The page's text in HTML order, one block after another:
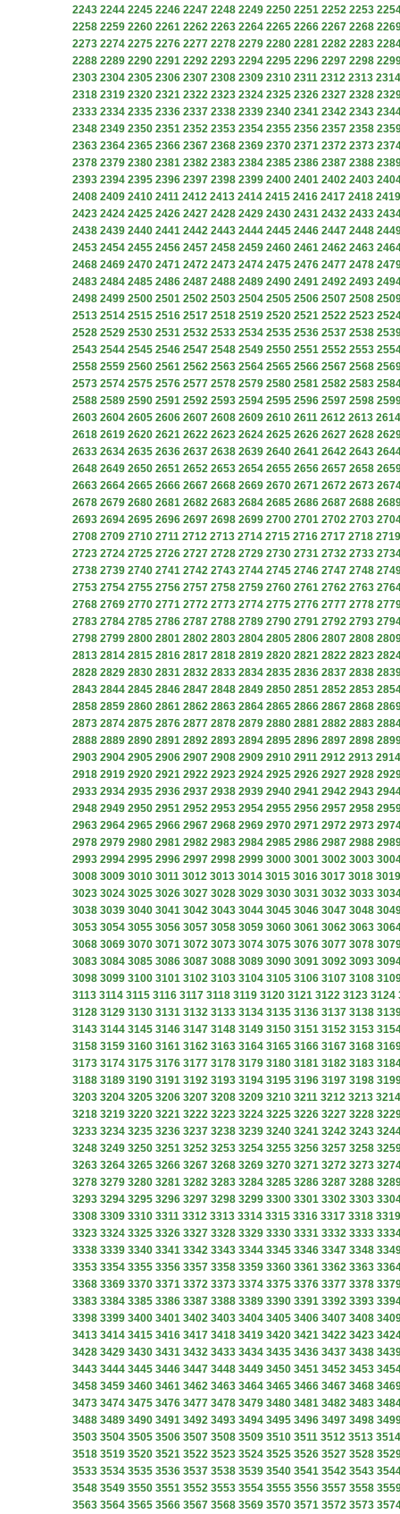
2243 2244 2245 2246 2247 2248 2249 2250 2251 2252 2253
2258 2259 2260 2261 2262 2263 2264 2265 2266 2267 2268
2273 2274 2275 2276 2277 2278 2279 2280 2281 2282 2283
2288 2289 2290 2291 2292 2293 2294 2295 2296 2297 2298
2303 2304 2305 2306 2307 2308 2309 2310 2311 2312 2313 2314
2318 2319 2320 2321 2322 2323 2324 2325 2326 2327 2328
2333 2334 2335 2336 2337 2338 2339 2340 2341 2342 2343
2348 2349 2350 2351 2352 2353 2354 2355 2356 2357 2358
2363 2364 2365 2366 2367 2368 2369 2370 2371 2372 2373
2378 2379 2380 2381 2382 2383 2384 2385 2386 2387 2388
2393 2394 2395 2396 2397 2398 2399 2400 2401 2402 2403
2408 2409 2410 2411 2412 2413 2414 2415 2416 2417 2418 2419
2423 2424 2425 2426 2427 2428 2429 2430 2431 2432 2433
2438 2439 2440 2441 2442 2443 2444 2445 2446 2447 2448
2453 2454 2455 2456 2457 2458 2459 2460 2461 2462 2463
2468 2469 2470 2471 2472 2473 2474 2475 2476 2477 2478
2483 2484 2485 2486 2487 2488 2489 2490 2491 2492 2493
2498 2499 2500 2501 2502 2503 2504 2505 2506 2507 2508
2513 2514 2515 2516 2517 2518 2519 2520 2521 2522 2523
2528 2529 2530 2531 2532 2533 2534 2535 2536 2537 2538
2543 2544 2545 2546 2547 2548 2549 2550 2551 2552 2553
2558 2559 2560 2561 2562 2563 2564 2565 2566 2567 2568
2573 2574 2575 2576 2577 2578 2579 2580 2581 2582 2583
2588 2589 2590 2591 2592 2593 2594 2595 2596 2597 2598
2603 2604 2605 2606 2607 2608 2609 2610 2611 2612 2613 2614
2618 2619 2620 2621 2622 2623 2624 2625 2626 2627 2628
2633 2634 2635 2636 2637 2638 2639 2640 2641 2642 2643
2648 2649 2650 2651 2652 2653 2654 2655 2656 2657 2658
2663 2664 2665 2666 2667 2668 2669 2670 2671 2672 2673
2678 2679 2680 2681 2682 2683 2684 2685 2686 2687 2688
2693 2694 2695 2696 2697 2698 2699 2700 2701 2702 2703
2708 2709 2710 2711 2712 2713 2714 2715 2716 2717 2718 2719
2723 2724 2725 2726 2727 2728 2729 2730 2731 2732 2733
2738 2739 2740 2741 2742 2743 2744 2745 2746 2747 2748
2753 2754 2755 2756 2757 2758 2759 2760 2761 2762 2763
2768 2769 2770 2771 2772 2773 2774 2775 2776 2777 2778
2783 2784 2785 2786 2787 2788 2789 2790 2791 2792 2793
2798 2799 2800 2801 2802 2803 2804 2805 2806 2807 2808
2813 2814 2815 2816 2817 2818 2819 2820 2821 2822 2823
2828 2829 2830 2831 2832 2833 2834 2835 2836 2837 2838
2843 2844 2845 2846 2847 2848 2849 2850 2851 2852 2853
2858 2859 2860 2861 2862 2863 2864 2865 2866 2867 2868
2873 2874 2875 2876 2877 2878 2879 2880 2881 2882 2883
2888 2889 2890 2891 2892 2893 2894 2895 2896 2897 2898
2903 2904 2905 2906 2907 2908 2909 2910 2911 2912 2913 2914
2918 2919 2920 2921 2922 2923 2924 2925 2926 2927 2928
2933 2934 2935 2936 2937 2938 2939 2940 2941 2942 2943
2948 2949 2950 2951 2952 2953 2954 2955 2956 2957 2958
2963 2964 2965 2966 2967 2968 2969 2970 2971 2972 2973
2978 2979 2980 2981 2982 2983 2984 2985 2986 2987 2988
2993 2994 2995 2996 2997 2998 2999 3000 3001 3002 3003
3008 3009 3010 3011 3012 3013 3014 3015 3016 3017 3018 3019
3023 3024 3025 3026 3027 3028 3029 3030 3031 3032 3033
3038 3039 3040 3041 3042 3043 3044 3045 3046 3047 3048
3053 3054 3055 3056 3057 3058 3059 3060 3061 3062 3063
3068 3069 3070 3071 3072 3073 3074 3075 3076 3077 3078
3083 3084 3085 3086 3087 3088 3089 3090 3091 3092 3093
3098 3099 3100 3101 3102 3103 3104 3105 3106 3107 3108
3113 3114 3115 3116 3117 3118 3119 3120 3121 3122 3123 3124
3128 3129 3130 3131 3132 3133 3134 3135 3136 3137 3138
3143 3144 3145 3146 3147 3148 3149 3150 3151 3152 3153
3158 3159 3160 3161 3162 3163 3164 3165 3166 3167 3168
3173 3174 3175 3176 3177 3178 3179 3180 3181 3182 3183
3188 3189 3190 3191 3192 3193 3194 3195 3196 3197 3198
3203 3204 3205 3206 3207 3208 3209 3210 3211 3212 3213 3214
3218 3219 3220 3221 3222 3223 3224 3225 3226 3227 3228
3233 3234 3235 3236 3237 3238 3239 3240 3241 3242 3243
3248 3249 3250 3251 3252 3253 3254 3255 3256 3257 3258
3263 3264 3265 3266 3267 3268 3269 3270 3271 3272 3273
3278 3279 3280 3281 3282 3283 3284 3285 3286 3287 3288
3293 3294 3295 3296 3297 3298 3299 3300 3301 3302 3303
3308 3309 3310 3311 3312 3313 3314 3315 3316 3317 3318 3319
3323 3324 3325 3326 3327 3328 3329 3330 3331 3332 3333
3338 3339 3340 3341 3342 3343 3344 3345 3346 3347 3348
3353 3354 3355 3356 3357 3358 3359 3360 3361 3362 3363
3368 3369 3370 3371 3372 3373 3374 3375 3376 3377 3378
3383 3384 3385 3386 3387 3388 3389 3390 3391 3392 3393
3398 3399 3400 3401 3402 3403 3404 3405 3406 3407 3408
3413 3414 3415 3416 3417 3418 3419 3420 3421 3422 3423
3428 3429 3430 3431 3432 3433 3434 3435 3436 3437 3438
3443 3444 3445 3446 3447 3448 3449 3450 3451 3452 3453
3458 3459 3460 3461 3462 3463 3464 3465 3466 3467 3468
3473 3474 3475 3476 3477 3478 3479 3480 3481 3482 3483
3488 3489 3490 3491 3492 3493 3494 3495 3496 3497 3498
3503 3504 3505 3506 3507 3508 3509 3510 3511 3512 3513 3514
3518 3519 3520 3521 3522 3523 3524 3525 3526 3527 3528
3533 3534 3535 3536 3537 3538 3539 3540 3541 3542 3543
3548 3549 3550 3551 3552 3553 3554 3555 3556 3557 3558
3563 3564 3565 3566 3567 3568 3569 3570 3571 3572 3573